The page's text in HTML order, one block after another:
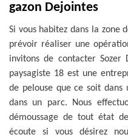
gazon Dejointes
Si vous habitez dans la zone
prévoir réaliser une
invitons de contacter Sozer
paysagiste 18 est une
de pelouse que ce soit
dans un parc. Nous
démoussage de tout état
écoute si vous désirez